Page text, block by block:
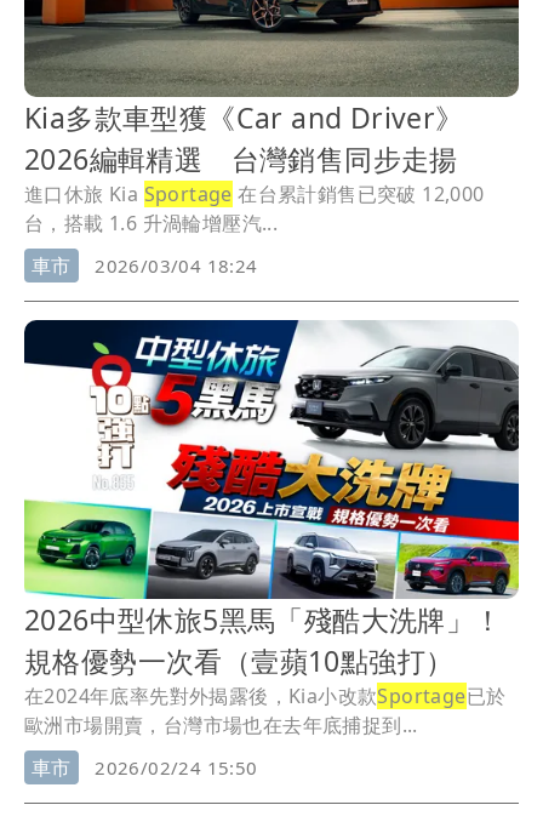
Kia多款車型獲《Car and Driver》
2026編輯精選 台灣銷售同步走揚
進口休旅 Kia Sportage 在台累計銷售已突破 12,000
台，搭載 1.6 升渦輪增壓汽...
車市
2026/03/04 18:24
2026中型休旅5黑馬「殘酷大洗牌」！
規格優勢一次看（壹蘋10點強打）
在2024年底率先對外揭露後，Kia小改款Sportage已於
歐洲市場開賣，台灣市場也在去年底捕捉到...
車市
2026/02/24 15:50